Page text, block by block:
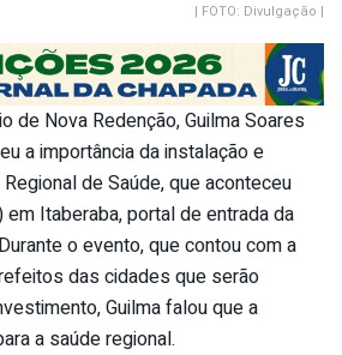
| FOTO: Divulgação |
de Nova Redenção, Guilma Soares
a importância da instalação e
de Saúde, que aconteceu
Itaberaba, portal de entrada da
o evento, que contou com a
das cidades que serão
Guilma falou que a
a saúde regional.